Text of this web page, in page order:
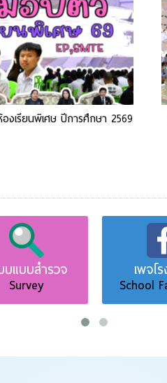
งเรียนพิเศษ ปีการศึกษา 2569
ห้องเรียนพิเศษ ปีการศึกษา
2569
บสำรวจ เพจโรงเรี
School